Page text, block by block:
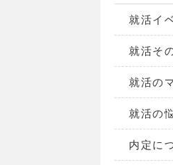
就活イ
就活そ
就活の
就活の
内定に